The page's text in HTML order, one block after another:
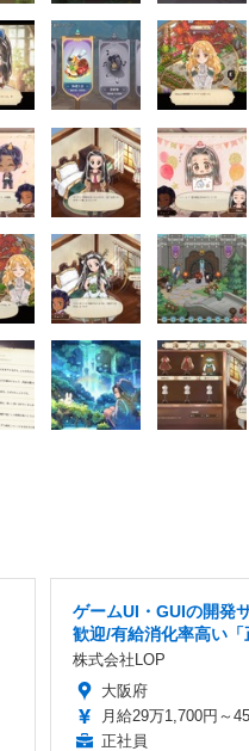
ゲームUI・GUIの開発
歓迎/有給消化率高い「
株式会社LOP
大阪府
月給29万1,700円～
正社員